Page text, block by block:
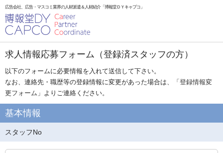
広告会社、広告・マスコミ業界の人材派遣＆人材紹介「博報堂ＤＹキャプコ」
求人情報応募フォーム（登録済スタッフの方）
以下のフォームに必要情報を入れて送信して下さい。
なお、連絡先・職歴等の登録情報に変更があった場合は、「登録情報変
更フォーム 」よりご連絡ください。
基本情報
スタッフNo